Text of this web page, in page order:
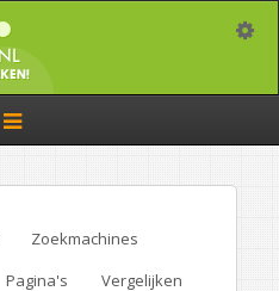
Toggle
navigation
Zoekmachines
Pagina's
Vergelijken